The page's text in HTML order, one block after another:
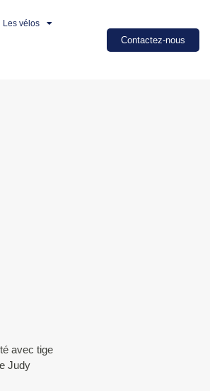
Les vélos
Contactez-nous
avec tige
Judy